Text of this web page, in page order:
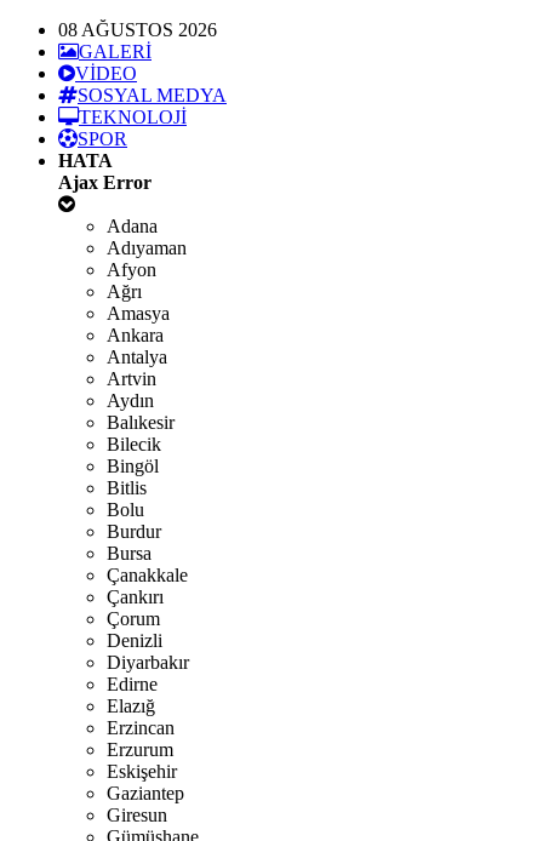
08 AĞUSTOS 2026
GALERİ
VİDEO
SOSYAL MEDYA
TEKNOLOJİ
SPOR
HATA
Ajax Error
Adana
Adıyaman
Afyon
Ağrı
Amasya
Ankara
Antalya
Artvin
Aydın
Balıkesir
Bilecik
Bingöl
Bitlis
Bolu
Burdur
Bursa
Çanakkale
Çankırı
Çorum
Denizli
Diyarbakır
Edirne
Elazığ
Erzincan
Erzurum
Eskişehir
Gaziantep
Giresun
Gümüşhane